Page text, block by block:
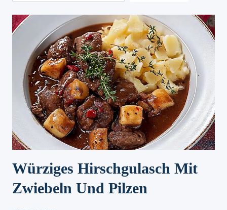
Würziges Hirschgulasch Mit
Zwiebeln Und Pilzen